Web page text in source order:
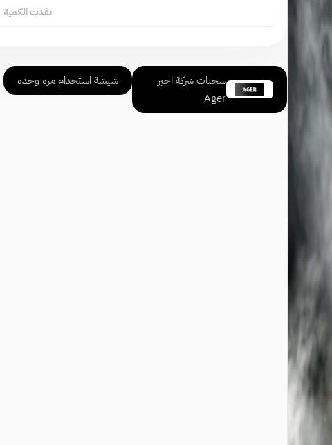
نفدت الكمية
سحبات شركة اجير
Ager
شيشة استخدام مره وحده